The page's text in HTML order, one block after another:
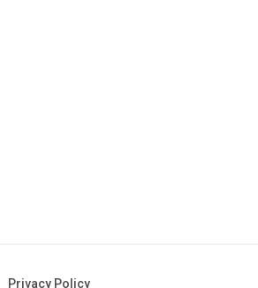
Privacy Policy